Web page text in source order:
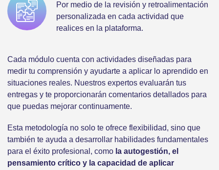
Por medio de la revisión y retroalimentación
personalizada en cada actividad que
realices en la plataforma.
Cada módulo cuenta con actividades diseñadas para
medir tu comprensión y ayudarte a aplicar lo aprendido en
situaciones reales. Nuestros expertos evaluarán tus
entregas y te proporcionarán comentarios detallados para
que puedas mejorar continuamente.
Esta metodología no solo te ofrece flexibilidad, sino que
también te ayuda a desarrollar habilidades fundamentales
para el éxito profesional, como la autogestión, el
pensamiento crítico y la capacidad de aplicar